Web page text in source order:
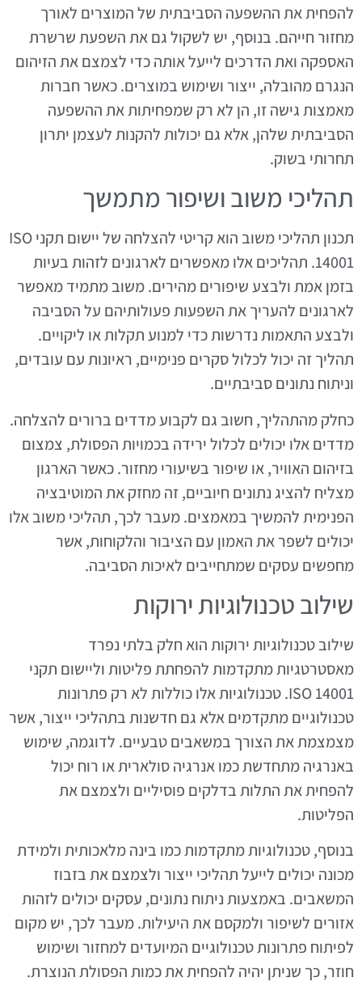
להפחית את ההשפעה הסביבתית של המוצרים לאורך
מחזור חייהם. בנוסף, יש לשקול גם את השפעת שרשרת
האספקה ואת הדרכים לייעל אותה כדי לצמצם את הזיהום
הנגרם מהובלה, ייצור ושימוש במוצרים. כאשר חברות
מאמצות גישה זו, הן לא רק שמפחיתות את ההשפעה
הסביבתית שלהן, אלא גם יכולות להקנות לעצמן יתרון
תחרותי בשוק.
תהליכי משוב ושיפור מתמשך
תכנון תהליכי משוב הוא קריטי להצלחה של יישום תקני ISO
14001. תהליכים אלו מאפשרים לארגונים לזהות בעיות
בזמן אמת ולבצע שיפורים מהירים. משוב מתמיד מאפשר
לארגונים להעריך את השפעות פעולותיהם על הסביבה
ולבצע התאמות נדרשות כדי למנוע תקלות או ליקויים.
תהליך זה יכול לכלול סקרים פנימיים, ראיונות עם עובדים,
וניתוח נתונים סביבתיים.
כחלק מהתהליך, חשוב גם לקבוע מדדים ברורים להצלחה.
מדדים אלו יכולים לכלול ירידה בכמויות הפסולת, צמצום
בזיהום האוויר, או שיפור בשיעורי מחזור. כאשר הארגון
מצליח להציג נתונים חיוביים, זה מחזק את המוטיבציה
הפנימית להמשיך במאמצים. מעבר לכך, תהליכי משוב אלו
יכולים לשפר את האמון עם הציבור והלקוחות, אשר
מחפשים עסקים שמתחייבים לאיכות הסביבה.
שילוב טכנולוגיות ירוקות
שילוב טכנולוגיות ירוקות הוא חלק בלתי נפרד
מאסטרטגיות מתקדמות להפחתת פליטות וליישום תקני
ISO 14001. טכנולוגיות אלו כוללות לא רק פתרונות
טכנולוגיים מתקדמים אלא גם חדשנות בתהליכי ייצור, אשר
מצמצמת את הצורך במשאבים טבעיים. לדוגמה, שימוש
באנרגיה מתחדשת כמו אנרגיה סולארית או רוח יכול
להפחית את התלות בדלקים פוסיליים ולצמצם את
הפליטות.
בנוסף, טכנולוגיות מתקדמות כמו בינה מלאכותית ולמידת
מכונה יכולים לייעל תהליכי ייצור ולצמצם את בזבוז
המשאבים. באמצעות ניתוח נתונים, עסקים יכולים לזהות
אזורים לשיפור ולמקסם את היעילות. מעבר לכך, יש מקום
לפיתוח פתרונות טכנולוגיים המיועדים למחזור ושימוש
חוזר, כך שניתן יהיה להפחית את כמות הפסולת הנוצרת.